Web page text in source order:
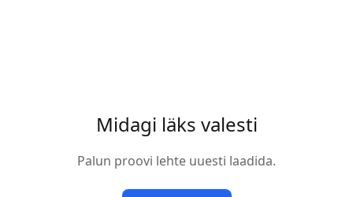
Midagi läks valesti
Palun proovi lehte uuesti laadida.